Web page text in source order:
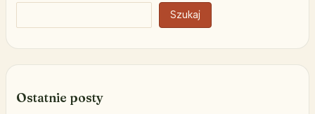
Szukaj
Ostatnie posty